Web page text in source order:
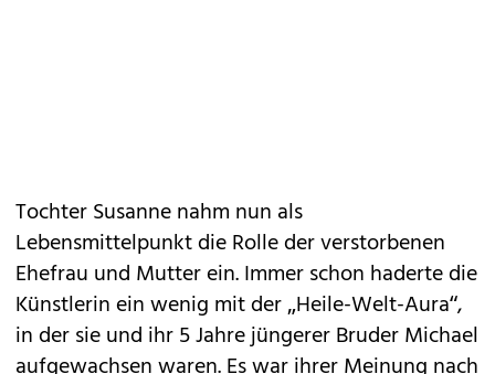
Tochter Susanne nahm nun als
Lebensmittelpunkt die ­Rolle der verstorbenen
Ehefrau und Mutter ein. Immer schon haderte die
Künstlerin ein wenig mit der „Heile-Welt-Aura“,
in der sie und ihr 5 Jahre jüngerer Bruder Michael